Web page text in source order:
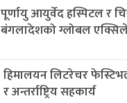
पूर्णायु आयुर्वेद हस्पिटल र
बंगलादेशको ग्लोबल
हिमालयन लिटरेचर
र अन्तर्राष्ट्रिय सहकार्य